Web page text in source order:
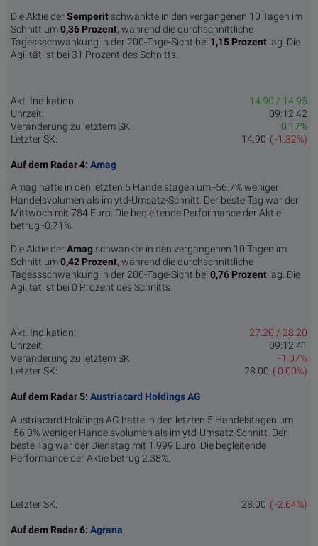
Die Aktie derSemperit schwankte in den vergangenen 10 Tagen im
Schnitt um0,36 Pro­zent, während die durchschnittliche
Tagessschwankung in der 200-Tage-Sicht bei 1,15 Prozent lag. Die
Agilität ist bei 31 Prozent des Schnitts.
Akt. Indikation:
14.90 / 14.95
Uhrzeit:
09:12:42
Veränderung zu letztem SK:
0.17%
Letzter SK:
( -1.32%)
14.90
Auf dem Radar 4: Amag
Amag hatte in den letzten 5 Handelstagen um -56.7% weniger
Handelsvolumen als im ytd-Umsatz-Schnitt. Der beste Tag war der
Mittwoch mit 784 Euro. Die begleitende Performance der Aktie
betrug -0.71%.
Die Aktie derAmag schwankte in den vergangenen 10 Tagen im
Schnitt um0,42 Pro­zent, während die durchschnittliche
Tagessschwankung in der 200-Tage-Sicht bei 0,76 Prozent lag. Die
Agilität ist bei 0 Prozent des Schnitts.
Akt. Indikation:
27.20 / 28.20
Uhrzeit:
09:12:41
Veränderung zu letztem SK:
-1.07%
Letzter SK:
( 0.00%)
28.00
Auf dem Radar 5: Austriacard Holdings AG
Austriacard Holdings AG hatte in den letzten 5 Handelstagen um
-56.0% weniger Handelsvolumen als im ytd-Umsatz-Schnitt. Der
beste Tag war der Dienstag mit 1.999 Euro. Die begleitende
Performance der Aktie betrug 2.38%.
Letzter SK: ( -2.64%)
28.00
Auf dem Radar 6: Agrana